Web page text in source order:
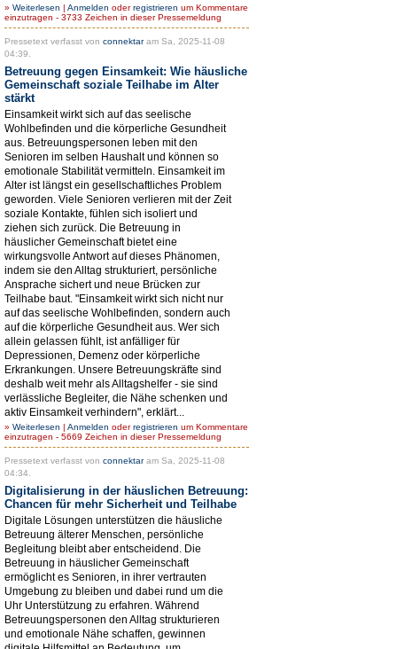
» Weiterlesen | Anmelden oderregistrieren um Kommentare
einzutragen - 3733 Zeichen in dieser Pressemeldung
Pressetext verfasst von connektaram Sa, 2025-11-08
04:39.
Betreuung gegen Einsamkeit: Wie häusliche
Gemeinschaft soziale Teilhabe im Alter
stärkt
Einsamkeit wirkt sich auf das seelische
Wohlbefinden und die körperliche Gesundheit
aus. Betreuungspersonen leben mit den
Senioren im selben Haushalt und können so
emotionale Stabilität vermitteln. Einsamkeit im
Alter ist längst ein gesellschaftliches Problem
geworden. Viele Senioren verlieren mit der Zeit
soziale Kontakte, fühlen sich isoliert und
ziehen sich zurück. Die Betreuung in
häuslicher Gemeinschaft bietet eine
wirkungsvolle Antwort auf dieses Phänomen,
indem sie den Alltag strukturiert, persönliche
Ansprache sichert und neue Brücken zur
Teilhabe baut. "Einsamkeit wirkt sich nicht nur
auf das seelische Wohlbefinden, sondern auch
auf die körperliche Gesundheit aus. Wer sich
allein gelassen fühlt, ist anfälliger für
Depressionen, Demenz oder körperliche
Erkrankungen. Unsere Betreuungskräfte sind
deshalb weit mehr als Alltagshelfer - sie sind
verlässliche Begleiter, die Nähe schenken und
aktiv Einsamkeit verhindern", erklärt...
» Weiterlesen | Anmelden oderregistrieren um Kommentare
einzutragen - 5669 Zeichen in dieser Pressemeldung
Pressetext verfasst von connektaram Sa, 2025-11-08
04:34.
Digitalisierung in der häuslichen Betreuung:
Chancen für mehr Sicherheit und Teilhabe
Digitale Lösungen unterstützen die häusliche
Betreuung älterer Menschen, persönliche
Begleitung bleibt aber entscheidend. Die
Betreuung in häuslicher Gemeinschaft
ermöglicht es Senioren, in ihrer vertrauten
Umgebung zu bleiben und dabei rund um die
Uhr Unterstützung zu erfahren. Während
Betreuungspersonen den Alltag strukturieren
und emotionale Nähe schaffen, gewinnen